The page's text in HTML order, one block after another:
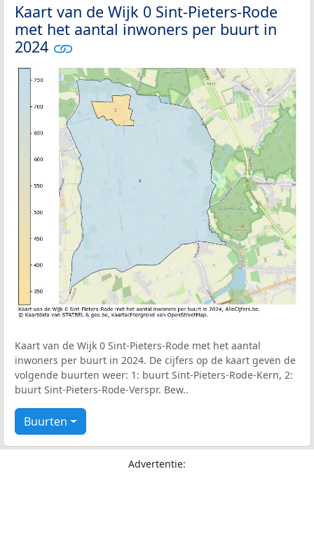
Kaart van de Wijk 0 Sint-Pieters-Rode
met het aantal inwoners per buurt in
2024
Kaart van de Wijk 0 Sint-Pieters-Rode met het aantal
inwoners per buurt in 2024. De cijfers op de kaart geven de
volgende buurten weer: 1: buurt Sint-Pieters-Rode-Kern, 2:
buurt Sint-Pieters-Rode-Verspr. Bew..
Buurten
Advertentie: